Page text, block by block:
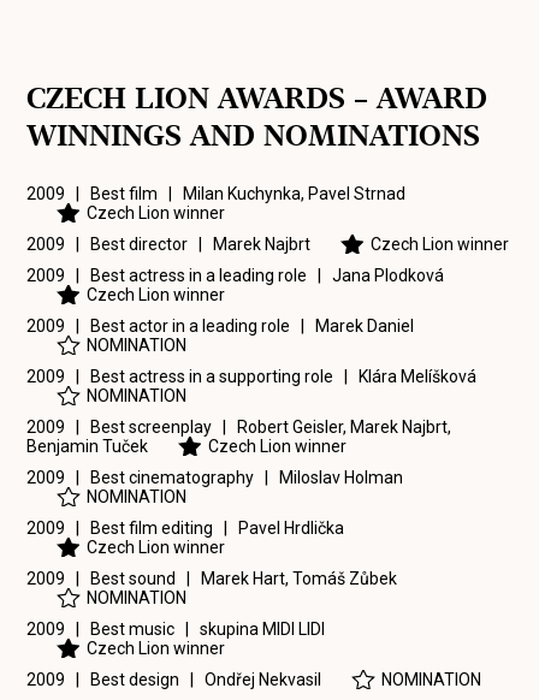
CZECH LION AWARDS – AWARD
WINNINGS AND NOMINATIONS
2009 | Best film | Milan Kuchynka, Pavel Strnad
Czech Lion winner
2009 | Best director | Marek Najbrt
Czech Lion winner
2009 | Best actress in a leading role |Jana Plodková
Czech Lion winner
2009 | Best actor in a leading role | Marek Daniel
NOMINATION
2009 | Best actress in a supporting role | Klára Melíšková
NOMINATION
2009 | Best screenplay | Robert Geisler, Marek Najbrt,
Benjamin Tuček
Czech Lion winner
2009 | Best cinematography | Miloslav Holman
NOMINATION
2009 | Best film editing | Pavel Hrdlička
Czech Lion winner
2009 | Best sound | Marek Hart,Tomáš Zůbek
NOMINATION
2009 | Best music |skupina MIDI LIDI
Czech Lion winner
2009 | Best design |Ondřej Nekvasil NOMINATION